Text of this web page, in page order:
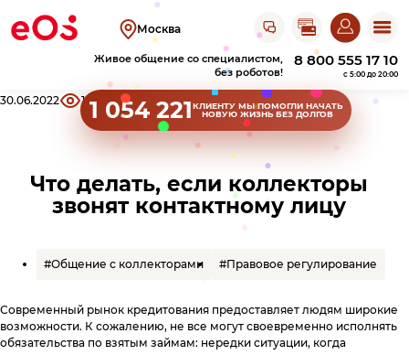
Клиентам
Узнать задолженность
Пришел исполнительный лист
Получить справку
Найти работу
Оплатить
задолженность
Оплатить вЛК
Оплатить в терминале
Оплатить в магазине
История компании
Адреса офисов
Сайт для юридических лиц
Живое общение со специалистом,
без роботов!
8 800 555 17 10
c 5:00 до 20:00
Открыть чат с ЭОС
Москва
1 054 221КЛИЕНТУМЫ ПОМОГЛИ НАЧАТЬ
НОВУЮ ЖИЗНЬ БЕЗ ДОЛГОВ
Хлебные крошки сайта
30.06.2022 19948 Поделиться
Что делать, если коллекторы
звонят контактному лицу
#Общение с коллекторами #Правовое регулирование
Современный рынок кредитования предоставляет людям широкие
возможности. К сожалению, не все могут своевременно исполнять
обязательства по взятым займам: нередки ситуации, когда